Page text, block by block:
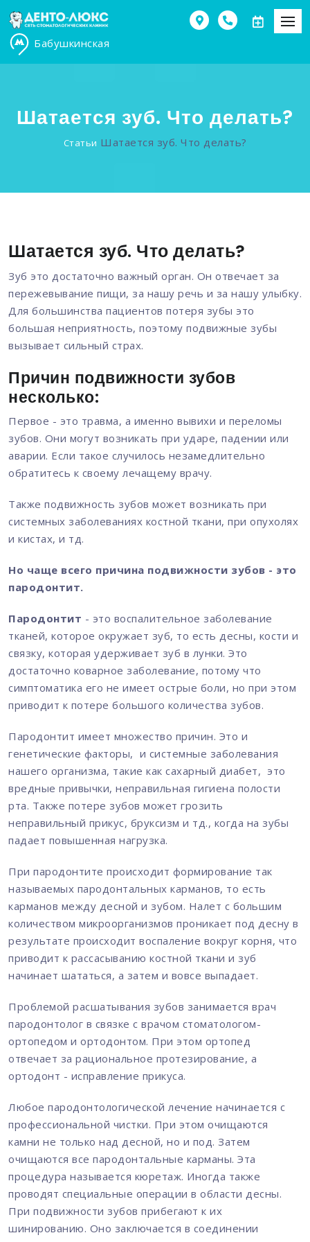
Бабушкинская
Шатается зуб. Что делать?
Статьи Шатается зуб. Что делать?
Шатается зуб. Что делать?
Зуб это достаточно важный орган. Он отвечает за
пережевывание пищи, за нашу речь и за нашу улыбку.
Для большинства пациентов потеря зубы это
большая неприятность, поэтому подвижные зубы
вызывает сильный страх.
Причин подвижности зубов
несколько:
Первое - это травма, а именно вывихи и переломы
зубов. Они могут возникать при ударе, падении или
аварии. Если такое случилось незамедлительно
обратитесь к своему лечащему врачу.
Также подвижность зубов может возникать при
системных заболеваниях костной ткани, при опухолях
и кистах, и тд.
Но чаще всего причина подвижности зубов - это
пародонтит.
Пародонтит - это воспалительное заболевание
тканей, которое окружает зуб, то есть десны, кости и
связку, которая удерживает зуб в лунки. Это
достаточно коварное заболевание, потому что
симптоматика его не имеет острые боли, но при этом
приводит к потере большого количества зубов.
Пародонтит имеет множество причин. Это и
генетические факторы, и системные заболевания
нашего организма, такие как сахарный диабет, это
вредные привычки, неправильная гигиена полости
рта. Также потере зубов может грозить
неправильный прикус, бруксизм и тд., когда на зубы
падает повышенная нагрузка.
При пародонтите происходит формирование так
называемых пародонтальных карманов, то есть
карманов между десной и зубом. Налет с большим
количеством микроорганизмов проникает под десну в
результате происходит воспаление вокруг корня, что
приводит к рассасыванию костной ткани и зуб
начинает шататься, а затем и вовсе выпадает.
Проблемой расшатывания зубов занимается врач
пародонтолог в связке с врачом стоматологом-
ортопедом и ортодонтом. При этом ортопед
отвечает за рациональное протезирование, а
ортодонт - исправление прикуса.
Любое пародонтологической лечение начинается с
профессиональной чистки. При этом очищаются
камни не только над десной, но и под. Затем
очищаются все пародонтальные карманы. Эта
процедура называется кюретаж. Иногда также
проводят специальные операции в области десны.
При подвижности зубов прибегают к их
шинированию. Оно заключается в соединении